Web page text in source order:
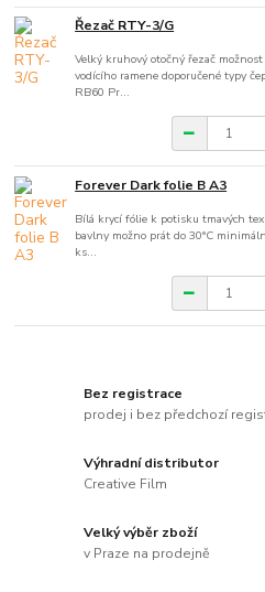
Řezač RTY-3/G
Velký kruhový otočný řezač
vodícího ramene doporučené typy
RB60 Pr...
Forever Dark folie B A3
Bílá krycí fólie k potisku tmavých
bavlny možno prát do 30°C
ks...
Bez registrace
prodej i bez předchozí
Výhradní distributor
Creative Film
Velký výběr zboží
v Praze na prodejně